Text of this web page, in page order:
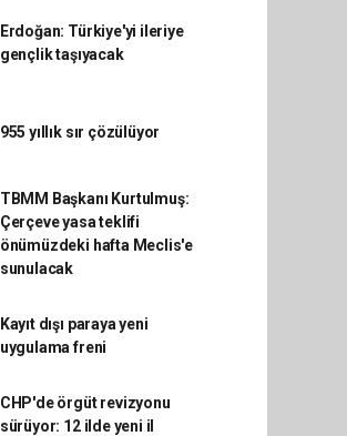
Erdoğan: Türkiye'yi ileriye
gençlik taşıyacak
955 yıllık sır çözülüyor
TBMM Başkanı Kurtulmuş:
Çerçeve yasa teklifi
önümüzdeki hafta Meclis'e
sunulacak
Kayıt dışı paraya yeni
uygulama freni
CHP'de örgüt revizyonu
sürüyor: 12 ilde yeni il